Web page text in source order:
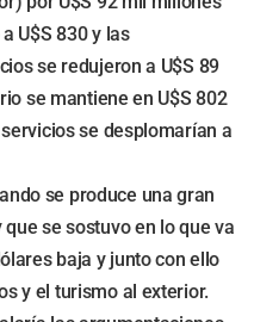
U$S 830 y las
se redujeron a U$S 89
se mantiene en U$S 802
se desplomarían a
se produce una gran
se sostuvo en lo que va
baja y junto con ello
y el turismo al exterior.